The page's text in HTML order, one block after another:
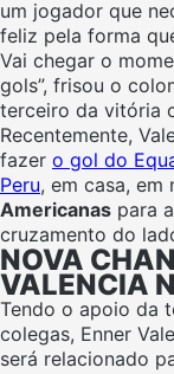
um jogador que
feliz pela forma
Vai chegar o
gols”, frisou o
terceiro da vitória
Recentemente,
fazer o gol do
Peru, em casa, em
Americanas para
cruzamento do
NOVA
VALENCIA
Tendo o apoio da
colegas, Enner
será relacionado